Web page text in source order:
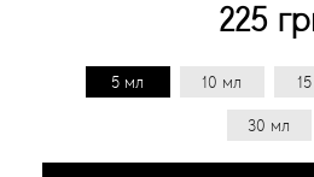
225
5 мл 10 мл
30 мл